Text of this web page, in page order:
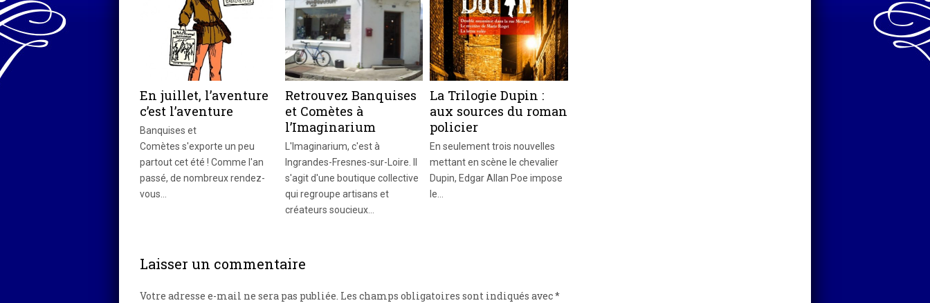
En juillet, l’aventure
c’est l’aventure
Banquises et
Comètes s'exporte un peu
partout cet été ! Comme l'an
passé, de nombreux rendez-
vous…
Retrouvez Banquises
et Comètes à
l’Imaginarium
L'Imaginarium, c'est à
Ingrandes-Fresnes-sur-Loire. Il
s'agit d'une boutique collective
qui regroupe artisans et
créateurs soucieux…
La Trilogie Dupin :
aux sources du roman
policier
En seulement trois nouvelles
mettant en scène le chevalier
Dupin, Edgar Allan Poe impose
le…
Laisser un commentaire
Votre adresse e-mail ne sera pas publiée. Les champs obligatoires sont indiqués avec*